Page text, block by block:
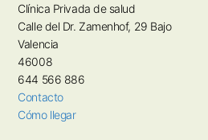
Clínica Privada de salud
Calle del Dr. Zamenhof, 29 Bajo
Valencia
46008
644 566 886
Contacto
Cómo llegar